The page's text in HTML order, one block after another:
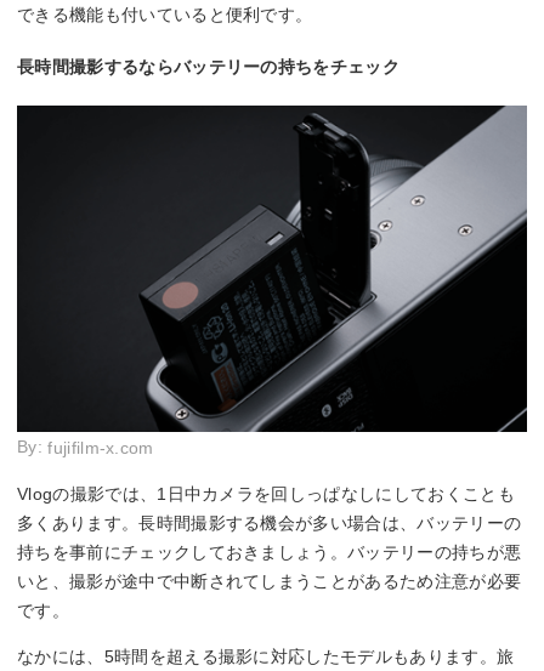
できる機能も付いていると便利です。
長時間撮影するならバッテリーの持ちをチェック
By:fujifilm-x.com
Vlogの撮影では、1日中カメラを回しっぱなしにしておくことも
多くあります。長時間撮影する機会が多い場合は、バッテリーの
持ちを事前にチェックしておきましょう。バッテリーの持ちが悪
いと、撮影が途中で中断されてしまうことがあるため注意が必要
です。
なかには、5時間を超える撮影に対応したモデルもあります。旅